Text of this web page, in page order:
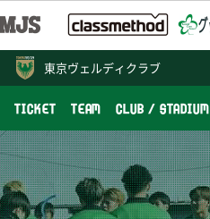
東京ヴェルディクラブ
TICKET TEAM CLUB / STADIUM